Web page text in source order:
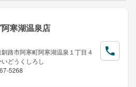
寒湖温泉店
路市阿寒町阿寒湖温泉１丁目４
どうくしろし
5268